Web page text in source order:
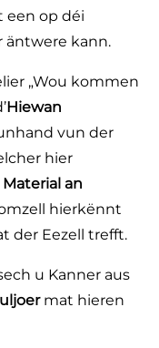
een op déi
äntwere kann.
„Wou kommen
Hiewan
vun der
hier
an
hierkënnt
der Eezell trefft.
u Kanner aus
mat hieren